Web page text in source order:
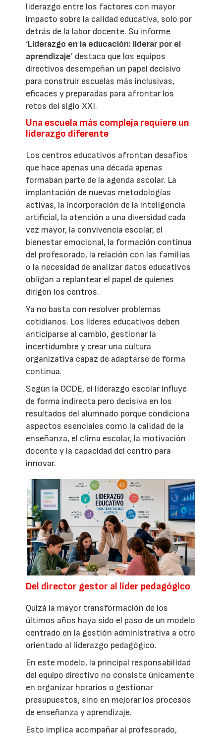
liderazgo entre los factores con mayor
impacto sobre la calidad educativa, solo por
detrás de la labor docente. Su informe
‘Liderazgo en la educación: liderar por el
aprendizaje’ destaca que los equipos
directivos desempeñan un papel decisivo
para construir escuelas más inclusivas,
eficaces y preparadas para afrontar los
retos del siglo XXI.
Una escuela más compleja requiere un
liderazgo diferente
Los centros educativos afrontan desafíos
que hace apenas una década apenas
formaban parte de la agenda escolar. La
implantación de nuevas metodologías
activas, la incorporación de la inteligencia
artificial, la atención a una diversidad cada
vez mayor, la convivencia escolar, el
bienestar emocional, la formación continua
del profesorado, la relación con las familias
o la necesidad de analizar datos educativos
obligan a replantear el papel de quienes
dirigen los centros.
Ya no basta con resolver problemas
cotidianos. Los líderes educativos deben
anticiparse al cambio, gestionar la
incertidumbre y crear una cultura
organizativa capaz de adaptarse de forma
continua.
Según la OCDE, el liderazgo escolar influye
de forma indirecta pero decisiva en los
resultados del alumnado porque condiciona
aspectos esenciales como la calidad de la
enseñanza, el clima escolar, la motivación
docente y la capacidad del centro para
innovar.
Del director gestor al líder pedagógico
Quizá la mayor transformación de los
últimos años haya sido el paso de un modelo
centrado en la gestión administrativa a otro
orientado al liderazgo pedagógico.
En este modelo, la principal responsabilidad
del equipo directivo no consiste únicamente
en organizar horarios o gestionar
presupuestos, sino en mejorar los procesos
de enseñanza y aprendizaje.
Esto implica acompañar al profesorado,